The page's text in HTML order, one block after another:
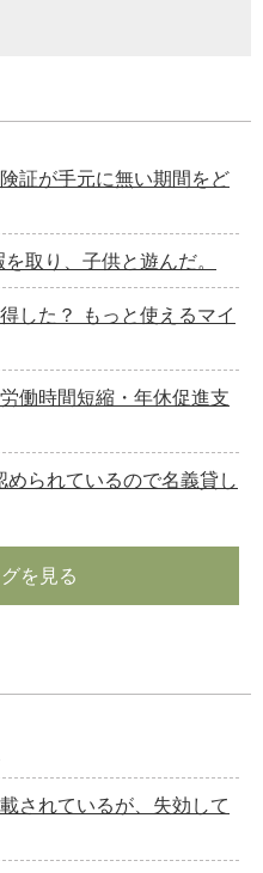
証が手元に無い期間をど
取り、子供と遊んだ。
した？ もっと使えるマイ
働時間短縮・年休促進支
められているので名義貸し
を見る
されているが、失効して